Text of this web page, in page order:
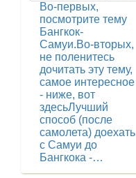
Во-первых,
посмотрите тему
Бангкок-
Самуи.Во-вторых,
не поленитесь
дочитать эту тему,
самое интересное
- ниже, вот
здесьЛучший
способ (после
самолета) доехать
с Самуи до
Бангкока -…